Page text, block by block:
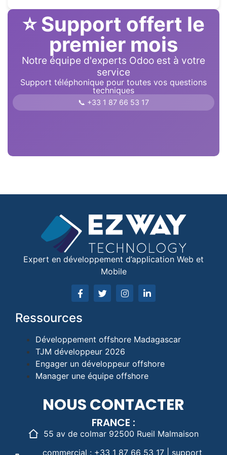
⭐ Support offert le
premier mois
Notre équipe d'experts Odoo est à votre
service
Support téléphonique pour toutes vos questions
techniques
📞 +33 1 87 66 53 17
Expert en développement d’application Web et
Mobile
Ressources
Développement offshore Madagascar
TJM développeur 2026
Engager un développeur offshore
Manager une équipe offshore
NOUS CONTACTER
FRANCE :
55 av de colmar 92500 Rueil Malmaison
commercial : +33 1 87 66 53 17 | support